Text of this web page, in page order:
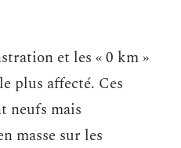
et les « 0 km »
plus affecté. Ces
neufs mais
masse sur les